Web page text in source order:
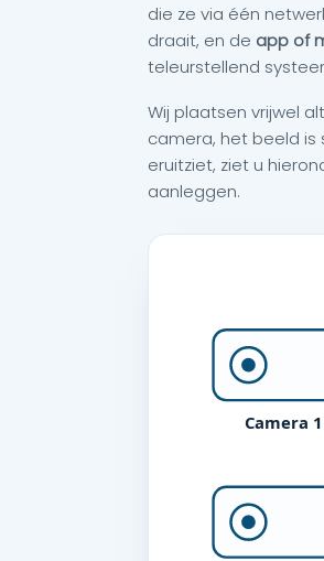
die ze via één
draait, en de app of
teleurstellend
Wij plaatsen vrijwel
camera, het beeld is
eruitziet, ziet u
aanleggen.
Camera 1